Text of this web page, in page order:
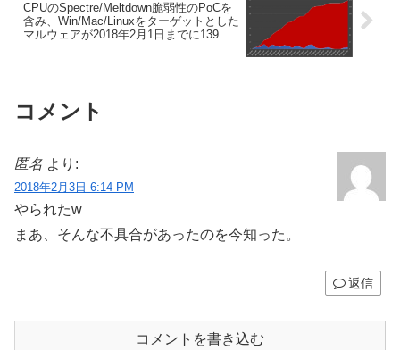
CPUのSpectre/Meltdown脆弱性のPoCを
含み、Win/Mac/Linuxをターゲットとした
マルウェアが2018年2月1日までに139件
コメント
匿名 より:
2018年2月3日 6:14 PM
やられたw
まあ、そんな不具合があったのを今知った。
返信
コメントを書き込む